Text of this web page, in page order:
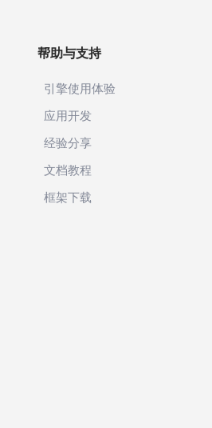
帮助与支持
引擎使用体验
应用开发
经验分享
文档教程
框架下载